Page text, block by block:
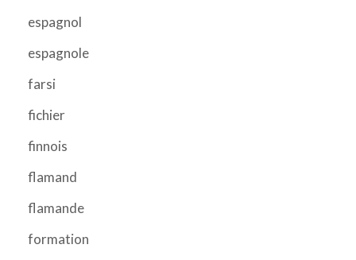
espagnol
espagnole
farsi
fichier
finnois
flamand
flamande
formation